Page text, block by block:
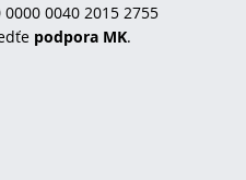
0040 2015 2755
podpora MK.